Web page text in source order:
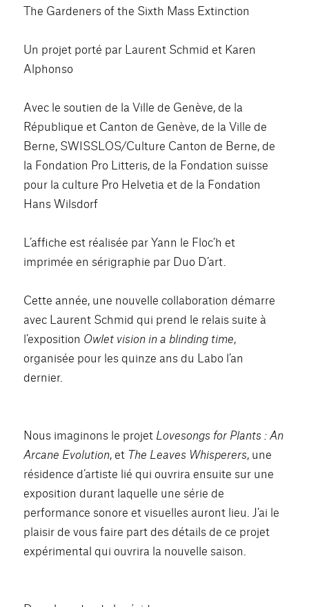
The Gardeners of the Sixth Mass Extinction
Un projet porté par Laurent Schmid et Karen
Alphonso
Avec le soutien de la Ville de Genève, de la
République et Canton de Genève, de la Ville de
Berne, SWISSLOS/Culture Canton de Berne, de
la Fondation Pro Litteris, de la Fondation suisse
pour la culture Pro Helvetia et de la Fondation
Hans Wilsdorf
L’affiche est réalisée par Yann le Floc’h et
imprimée en sérigraphie par Duo D’art.
Cette année, une nouvelle collaboration démarre
avec Laurent Schmid qui prend le relais suite à
l’exposition Owlet vision in a blinding time,
organisée pour les quinze ans du Labo l’an
dernier.
Nous imaginons le projet Lovesongs for Plants : An
Arcane Evolution, et The Leaves Whisperers, une
résidence d’artiste lié qui ouvrira ensuite sur une
exposition durant laquelle une série de
performance sonore et visuelles auront lieu. J’ai le
plaisir de vous faire part des détails de ce projet
expérimental qui ouvrira la nouvelle saison.